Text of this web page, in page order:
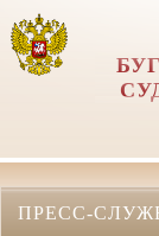
ПРЕСС-